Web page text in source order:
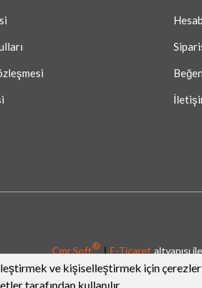
Cmr Soft® | E-Ticaret altyapısı
ve kişiselleştirmek için çerezler
tarafından kullanılır.